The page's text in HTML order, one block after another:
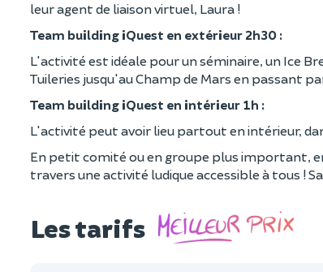
leur agent de liaison virtuel, Laura !
Team building iQuest en extérieur 2h30 :
L'activité est idéale pour un séminaire, un Ice
Tuileries jusqu'au Champ de Mars en passant
Team building iQuest en intérieur 1h :
L'activité peut avoir lieu partout en intérieur,
En petit comité ou en groupe plus important,
travers une activité ludique accessible à tous !
Les tarifs